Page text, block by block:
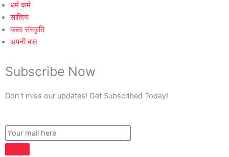
धर्म कर्म
साहित्य
कला संस्कृति
अपनी बात
Subscribe Now
Don’t miss our updates! Get Subscribed Today!